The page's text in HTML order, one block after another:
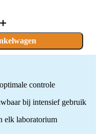
controle
bij intensief gebruik
elk laboratorium